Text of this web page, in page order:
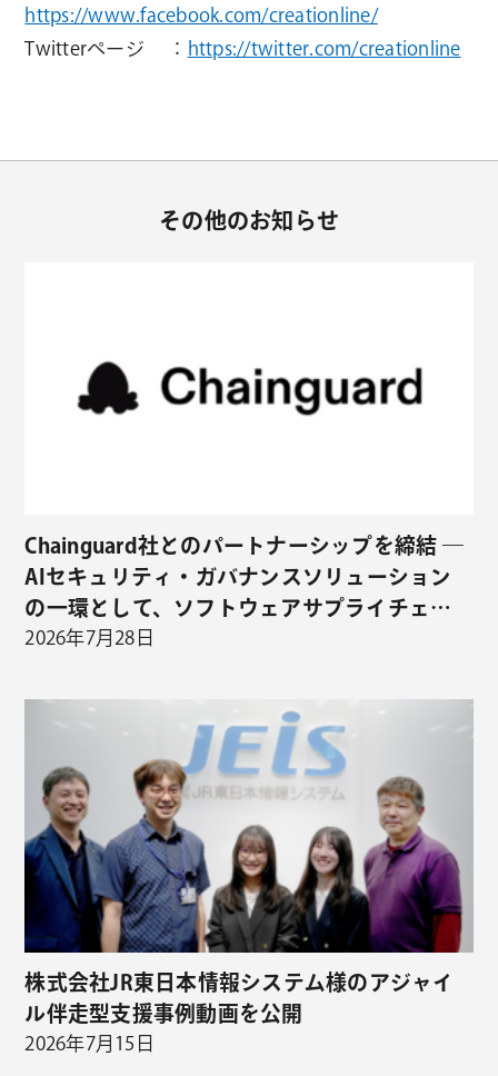
https://www.facebook.com/creationline/
Twitterページ ： https://twitter.com/creationline
その他のお知らせ
Chainguard社とのパートナーシップを締結 ―
AIセキュリティ・ガバナンスソリューション
の一環として、ソフトウェアサプライチェー
ンセキュリティの取り扱いを開始 ―
2026年7月28日
株式会社JR東日本情報システム様のアジャイ
ル伴走型支援事例動画を公開
2026年7月15日